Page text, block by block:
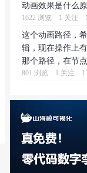
动画效果是什么
1622 浏览 1 关注
这个动画路径，
辑，现在操作上
那个路径，在节
801 浏览 1 关注